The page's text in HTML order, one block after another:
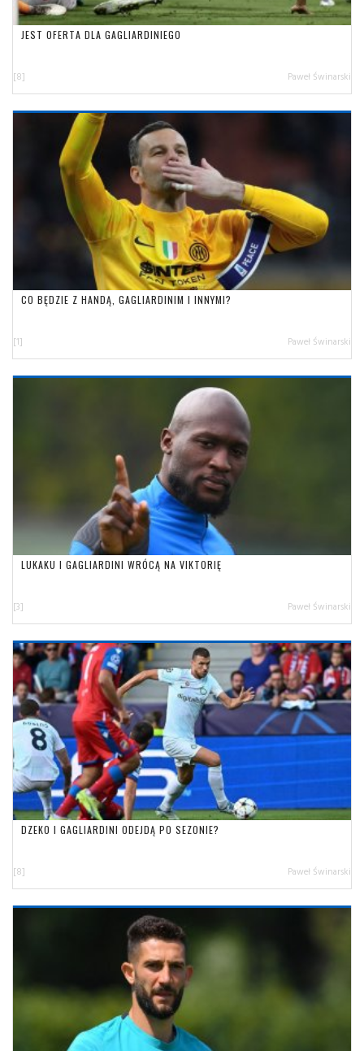
JEST OFERTA DLA GAGLIARDINIEGO
[8] Paweł Świnarski
CO BĘDZIE Z HANDĄ, GAGLIARDINIM I INNYMI?
[1] Paweł Świnarski
LUKAKU I GAGLIARDINI WRÓCĄ NA VIKTORIĘ
[3] Paweł Świnarski
DZEKO I GAGLIARDINI ODEJDĄ PO SEZONIE?
[8] Paweł Świnarski